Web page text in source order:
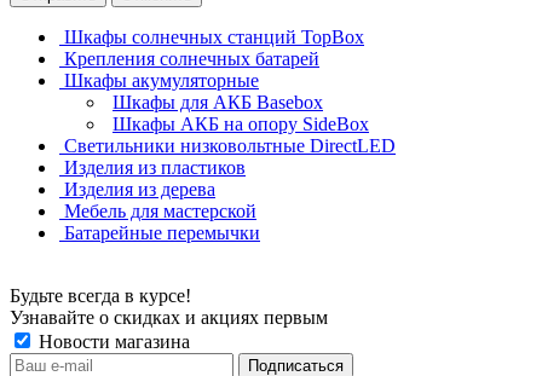
Шкафы солнечных станций TopBox
Крепления солнечных батарей
Шкафы акумуляторные
Шкафы для АКБ Basebox
Шкафы АКБ на опору SideBox
Светильники низковольтные DirectLED
Изделия из пластиков
Изделия из дерева
Мебель для мастерской
Батарейные перемычки
Будьте всегда в курсе!
Узнавайте о скидках и акциях первым
Новости магазина